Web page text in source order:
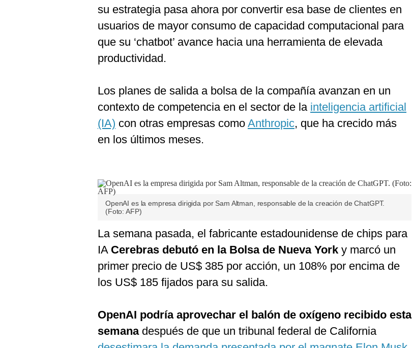
su estrategia pasa ahora por convertir esa base de clientes en
usuarios de mayor consumo de capacidad computacional para
que su ‘chatbot’ avance hacia una herramienta de elevada
productividad.
Los planes de salida a bolsa de la compañía avanzan en un
contexto de competencia en el sector de la inteligencia artificial
(IA) con otras empresas como Anthropic, que ha crecido más
en los últimos meses.
OpenAI es la empresa dirigida por Sam Altman, responsable de la creación de ChatGPT.
(Foto: AFP)
La semana pasada, el fabricante estadounidense de chips para
IA Cerebras debutó en la Bolsa de Nueva York y marcó un
primer precio de US$ 385 por acción, un 108% por encima de
los US$ 185 fijados para su salida.
OpenAI podría aprovechar el balón de oxígeno recibido esta
semanadespués de que un tribunal federal de California